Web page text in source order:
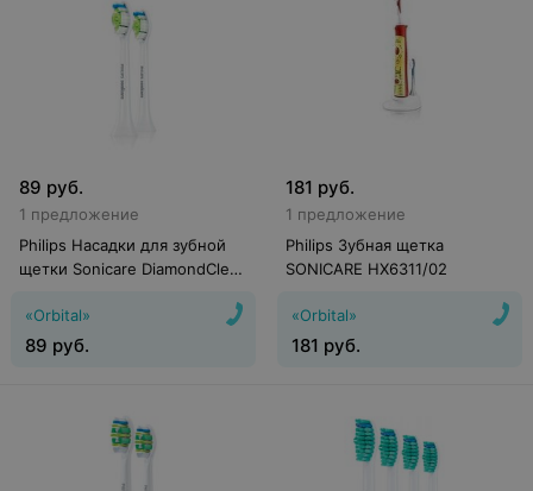
89 руб.
1 предложение
Philips Насадки для зубной
щетки Sonicare DiamondClean
«Orbital»
89 руб.
181 руб.
1 предложение
Philips Зубная щетка
SONICARE HX6311/02
«Orbital»
181 руб.